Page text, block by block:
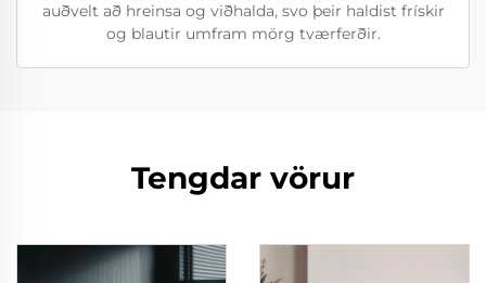
auðvelt að hreinsa og viðhalda, svo þeir haldist frískir
og blautir umfram mörg tværferðir.
Tengdar vörur